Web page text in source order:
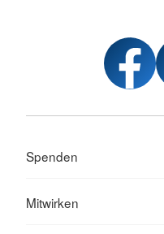
Spenden
Mitwirken